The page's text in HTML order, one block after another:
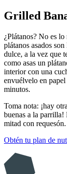
Grilled
¿Plátanos? No es
plátanos asados
dulce, a la vez que
como asas un
interior con una
envuélvelo en
minutos.
Toma nota: ¡hay
buenas a la parrilla!
mitad con requesón.
Obtén tu plan de